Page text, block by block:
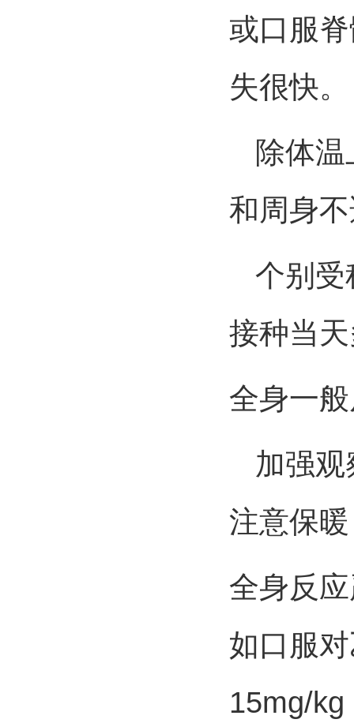
或口服
失很快。
除体温
和周身
个别受
接种当
全身一
加强观
注意保
全身反
如口服
15mg/